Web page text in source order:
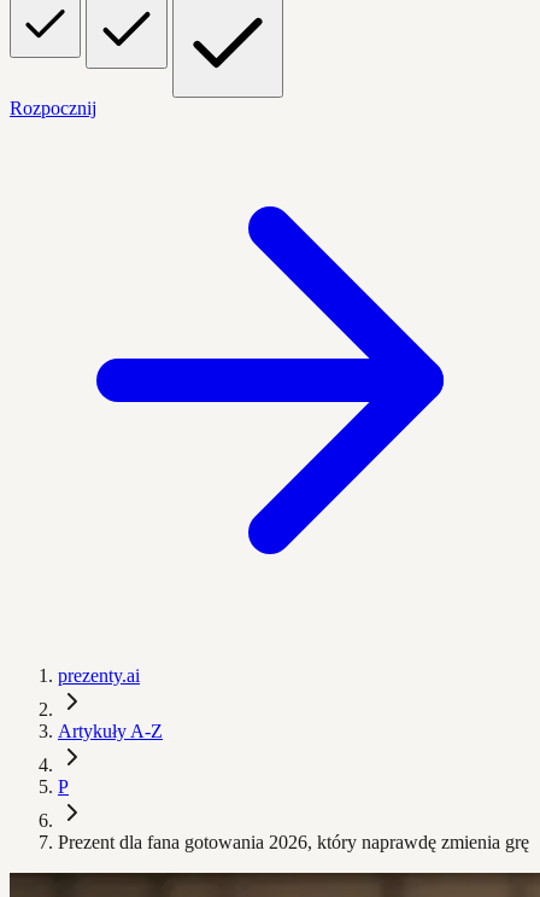
Rozpocznij
prezenty.ai
Artykuły A-Z
P
Prezent dla fana gotowania 2026, który naprawdę zmienia grę